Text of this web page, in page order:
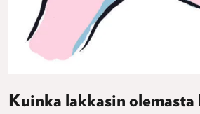
Kuinka lakkasin olemasta